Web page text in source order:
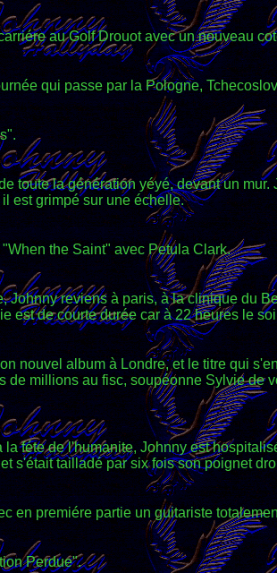
au Golf Drouot avec un nouveau
qui passe par la Pologne,
toute la génération yéyé, devant un
est grimpé sur une échelle.
the Saint" avec Petula Clark.
Johnny reviens à paris, à la clinique du
est de courte durée car à 22 heures le
nouvel album à Londre, et le titre qui
de millions au fisc, soupéonne Sylvie de
féte de l'humanite, Johnny est
s'était tailladé par six fois son poignet
en premiére partie un guitariste
Perdue".